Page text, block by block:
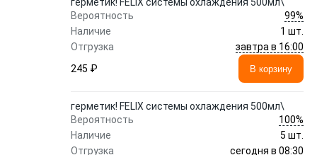
Вероятность
99%
Наличие
1 шт.
Отгрузка
завтра в 16:00
245 ₽
В корзину
герметик! FELIX системы охлаждения 500мл\
Вероятность
100%
Наличие
5 шт.
Отгрузка
сегодня в 08:30